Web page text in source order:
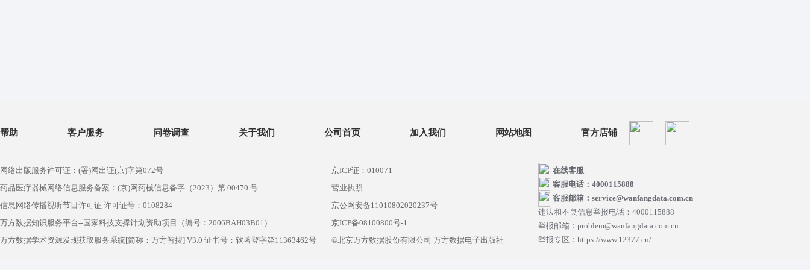
帮助 客户服务 问卷调查 关于我们 公司首页 加入我们 网站地图 官方店铺
网络出版服务许可证：(署)网出证(京)字第072号
药品医疗器械网络信息服务备案：(京)网药械信息备字（2023）第 00470 号
信息网络传播视听节目许可证 许可证号：0108284
万方数据知识服务平台--国家科技支撑计划资助项目（编号：2006BAH03B01）
万方数据学术资源发现获取服务系统[简称：万方智搜] V3.0 证书号：软著登字第11363462号
京ICP证：010071
营业执照
京公网安备11010802020237号
京ICP备08100800号-1
©北京万方数据股份有限公司 万方数据电子出版社
在线客服
客服电话：4000115888
客服邮箱：service@wanfangdata.com.cn
违法和不良信息举报电话：4000115888
举报邮箱：problem@wanfangdata.com.cn
举报专区：https://www.12377.cn/